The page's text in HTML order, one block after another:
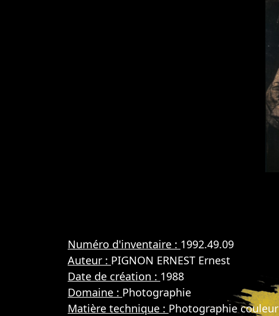
Numéro d'inventaire : 1992.49.09
Auteur : PIGNON ERNEST Ernest
Date de création : 1988
Domaine : Photographie
Matière technique : Photographie couleur